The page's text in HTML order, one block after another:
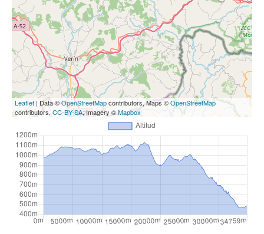
Leaflet | Data ©OpenStreetMapcontributors, Maps ©OpenStreetMap
contributors,CC-BY-SA, Imagery ©Mapbox